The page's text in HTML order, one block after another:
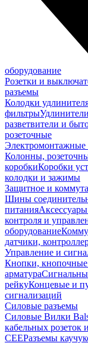
оборудование
Розетки и
разъемы
Колодки
фильтры
разветвители и
розеточные
Электромонтажные
Колонны,
коробкиКоробки
колодки и зажимы
Защитное и
Шины
питания
контроля и
оборудование
датчики,
Управление и
Кнопки, кнопочные
арматура
рейкуКонцевые и
сигнализаций
Силовые разъемы
Силовые Вилки
кабельных розеток
CEEРазъемы